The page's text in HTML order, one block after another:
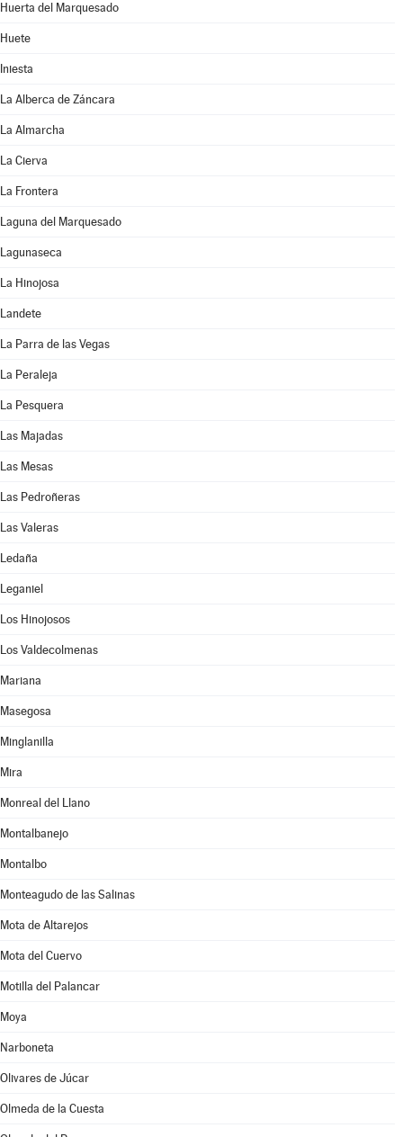
Huerta del Marquesado
Huete
Iniesta
La Alberca de Záncara
La Almarcha
La Cierva
La Frontera
Laguna del Marquesado
Lagunaseca
La Hinojosa
Landete
La Parra de las Vegas
La Peraleja
La Pesquera
Las Majadas
Las Mesas
Las Pedroñeras
Las Valeras
Ledaña
Leganiel
Los Hinojosos
Los Valdecolmenas
Mariana
Masegosa
Minglanilla
Mira
Monreal del Llano
Montalbanejo
Montalbo
Monteagudo de las Salinas
Mota de Altarejos
Mota del Cuervo
Motilla del Palancar
Moya
Narboneta
Olivares de Júcar
Olmeda de la Cuesta